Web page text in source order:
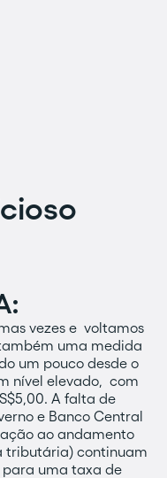
vezes e voltamos
uma medida
um pouco desde o
nível elevado, com
A falta de
e Banco Central
ao andamento
tributária) continuam
uma taxa de